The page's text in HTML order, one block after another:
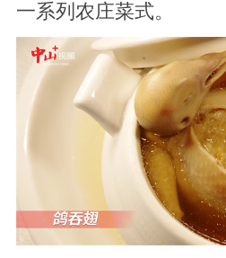
一系列农庄菜式。